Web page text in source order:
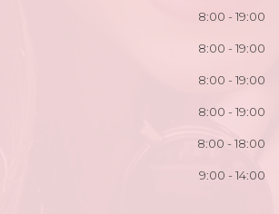
8:00 - 19:00
8:00 - 19:00
8:00 - 19:00
8:00 - 19:00
8:00 - 18:00
9:00 - 14:00